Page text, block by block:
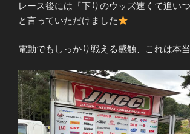
レース後には『下りのウッズ速くて追いつ
と言っていただけました
電動でもしっかり戦える感触、これは本